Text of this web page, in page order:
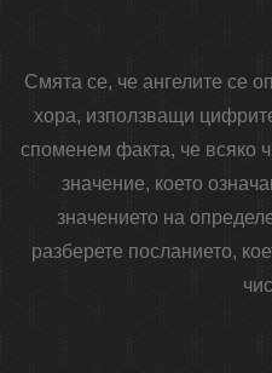
Смята се, че ангелите се
хора, използващи
споменем факта, че всяко
значение, което
значението на
разберете посланието,